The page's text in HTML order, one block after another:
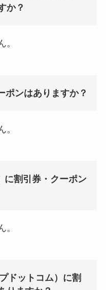
か？
。
ポンはありますか？
。
割引券・クーポン
。
ドットコム）に割